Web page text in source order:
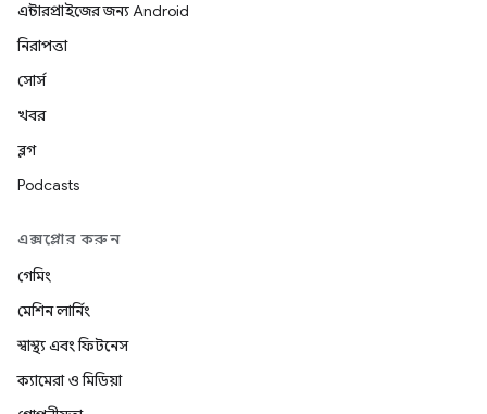
এন্টারপ্রাইজের জন্য Android
নিরাপত্তা
সোর্স
খবর
ব্লগ
Podcasts
এক্সপ্লোর করুন
গেমিং
মেশিন লার্নিং
স্বাস্থ্য এবং ফিটনেস
ক্যামেরা ও মিডিয়া